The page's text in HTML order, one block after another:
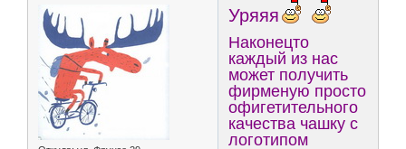
Уряяя
Наконецто
каждый из нас
может получить
фирменую просто
офигетительного
качества чашку с
логотипом